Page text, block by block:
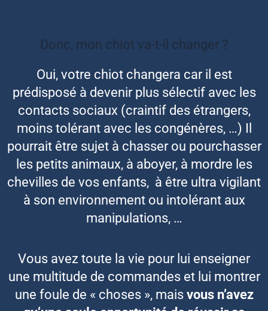
Donc, mon chiot va-t-il changer ?
Oui, votre chiot changera car il est
prédisposé à devenir plus sélectif avec les
contacts sociaux (craintif des étrangers,
moins tolérant avec les congénères, …) Il
pourrait être sujet à chasser ou pourchasser
les petits animaux, à aboyer, à mordre les
chevilles de vos enfants, à être ultra vigilant
à son environnement ou intolérant aux
manipulations, …
Vous avez toute la vie pour lui enseigner
une multitude de commandes et lui montrer
une foule de « choses », mais vous n’avez